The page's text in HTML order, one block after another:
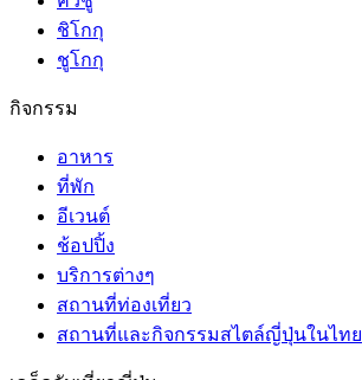
ชิโกกุ
ชูโกกุ
กิจกรรม
อาหาร
ที่พัก
อีเวนต์
ช้อปปิ้ง
บริการต่างๆ
สถานที่ท่องเที่ยว
สถานที่และกิจกรรมสไตล์ญี่ปุ่นในไทย